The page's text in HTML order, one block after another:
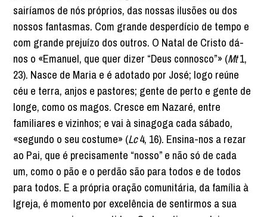
sairíamos de nós próprios, das nossas ilusões ou dos
nossos fantasmas. Com grande desperdício de tempo e
com grande prejuízo dos outros. O Natal de Cristo dá-
nos o «Emanuel, que quer dizer “Deus connosco”» (Mt1,
23). Nasce de Maria e é adotado por José; logo reúne
céu e terra, anjos e pastores; gente de perto e gente de
longe, como os magos. Cresce em Nazaré, entre
familiares e vizinhos; e vai à sinagoga cada sábado,
«segundo o seu costume» (Lc4, 16). Ensina-nos a rezar
ao Pai, que é precisamente “nosso” e não só de cada
um, como o pão e o perdão são para todos e de todos
para todos. E a própria oração comunitária, da família à
Igreja, é momento por excelência de sentirmos a sua